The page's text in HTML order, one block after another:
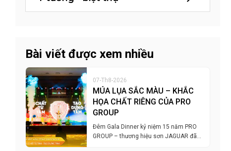
Bài viết được xem nhiều
07-Th8-2026
MÚA LỤA SẮC MÀU – KHẮC
HỌA CHẤT RIÊNG CỦA PRO
GROUP
Đêm Gala Dinner kỷ niệm 15 năm PRO
GROUP – thương hiệu sơn JAGUAR đã…